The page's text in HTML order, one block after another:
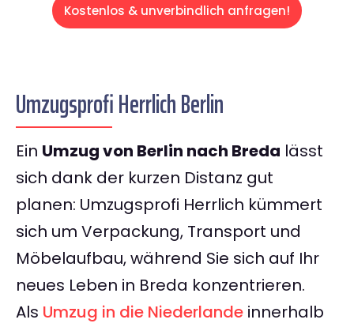
Kostenlos & unverbindlich anfragen!
Umzugsprofi Herrlich Berlin
Ein Umzug von Berlin nach Breda lässt
sich dank der kurzen Distanz gut
planen: Umzugsprofi Herrlich kümmert
sich um Verpackung, Transport und
Möbelaufbau, während Sie sich auf Ihr
neues Leben in Breda konzentrieren.
Als Umzug in die Niederlande innerhalb